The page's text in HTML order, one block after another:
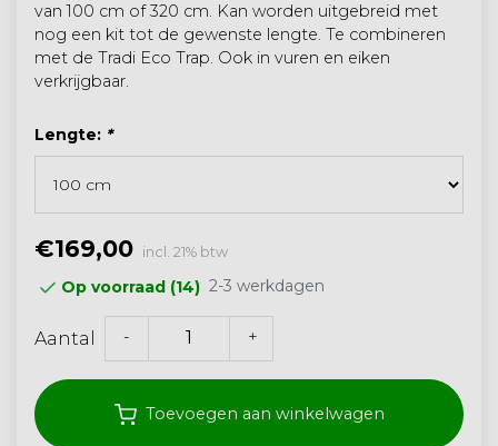
van 100 cm of 320 cm. Kan worden uitgebreid met
nog een kit tot de gewenste lengte. Te combineren
met de Tradi Eco Trap. Ook in vuren en eiken
verkrijgbaar.
Lengte: *
€169,00 incl. 21% btw
Op voorraad (14) 2-3 werkdagen
Aantal - +
Toevoegen aan winkelwagen